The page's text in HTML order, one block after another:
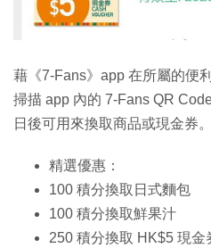
藉《7-Fans》app 在所屬的便
掃描 app 內的 7-Fans QR
日後可用來換取商品或現金券。
精選優惠：
100 積分換取日式麵包
100 積分換取鮮果汁
250 積分換取 HK$5 現金